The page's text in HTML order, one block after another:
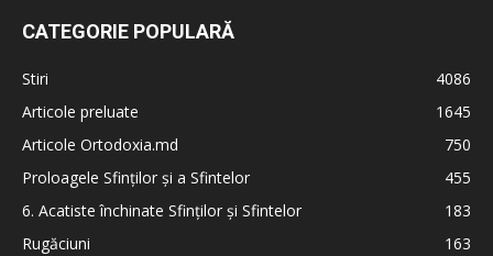
CATEGORIE POPULARĂ
Stiri
4086
Articole preluate
1645
Articole Ortodoxia.md
750
Proloagele Sfinților și a Sfintelor
455
6. Acatiste închinate Sfinților și Sfintelor
183
Rugăciuni
163